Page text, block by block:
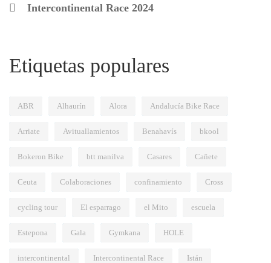
Intercontinental Race 2024
Etiquetas populares
ABR Alhaurín Alora Andalucía Bike Race
Arriate Avituallamientos Benahavís bkool
Bokeron Bike btt manilva Casares Cañete
Ceuta Colaboraciones confinamiento Cross
cycling tour El esparrago el Mito escuela
Estepona Gala Gymkana HOLE
intercontinental Intercontinental Race Istán